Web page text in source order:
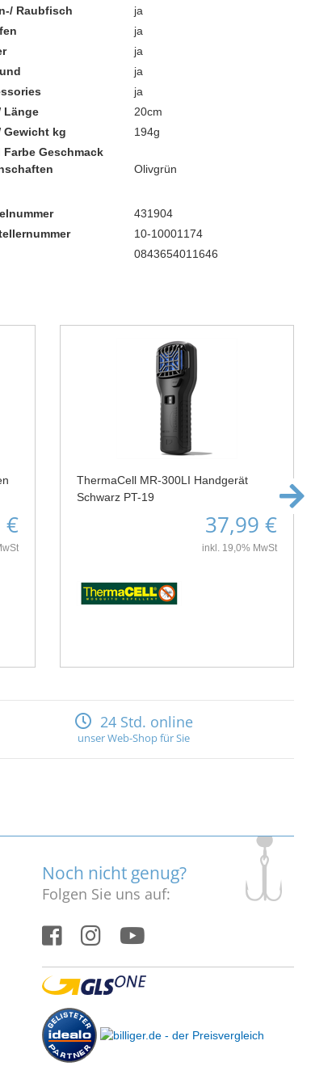
Raubfisch
ja
ja
ja
ja
ja
Länge
20cm
Gewicht kg
194g
Farbe Geschmack
Olivgrün
431904
10-10001174
0843654011646
€
ThermaCell MR-300LI Handgerät
Schwarz PT-19
37,99 €
inkl. 19,0% MwSt
24 Std. online
unser Web-Shop für Sie
Noch nicht genug?
Folgen Sie uns auf: